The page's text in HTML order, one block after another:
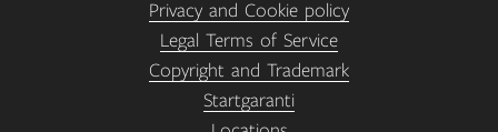
Privacy and Cookie policy
Legal Terms of Service
Copyright and Trademark
Startgaranti